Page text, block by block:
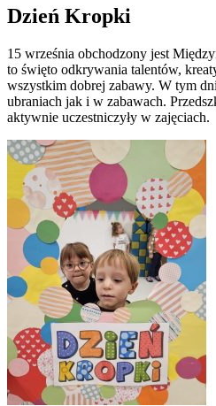
Dzień Kropki
15 września obchodzony jest
to święto odkrywania talentów,
wszystkim dobrej zabawy. W tym
ubraniach jak i w zabawach.
aktywnie uczestniczyły w zajęciach.